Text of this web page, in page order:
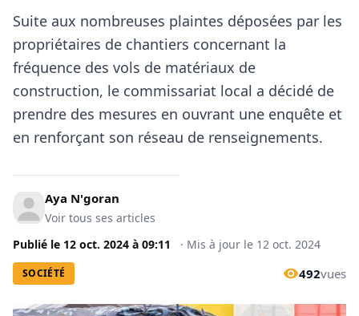
Suite aux nombreuses plaintes déposées par les
propriétaires de chantiers concernant la
fréquence des vols de matériaux de
construction, le commissariat local a décidé de
prendre des mesures en ouvrant une enquête et
en renforçant son réseau de renseignements.
Aya N'goran
Voir tous ses articles
Publié le 12 oct. 2024 à 09:11 · Mis à jour le 12 oct. 2024
SOCIÉTÉ 492vues